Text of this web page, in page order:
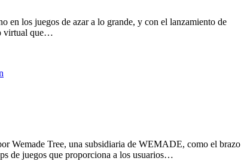
en los juegos de azar a lo grande, y con el lanzamiento de
virtual que…
Wemade Tree, una subsidiaria de WEMADE, como el brazo
de juegos que proporciona a los usuarios…